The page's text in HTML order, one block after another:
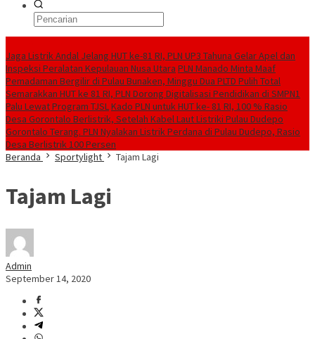
Jaga Listrik Andal Jelang HUT ke-81 RI, PLN UP3 Tahuna Gelar Apel dan
Inspeksi Peralatan Kepulauan Nusa Utara PLN Manado Minta Maaf
Pemadaman Bergilir di Pulau Bunaken, Minggu Dua PLTD Pulih Total
Semarakkan HUT ke 81 RI, PLN Dorong Digitalisasi Pendidikan di SMPN1
Palu Lewat Program TJSLKado PLN untuk HUT ke- 81 RI, 100 % Rasio
Desa Gorontalo Berlistrik, Setelah Kabel Laut Listriki Pulau Dudepo
Gorontalo Terang. PLN Nyalakan Listrik Perdana di Pulau Dudepo, Rasio
Desa Berlistrik 100 Persen
Beranda
Sportylight Tajam Lagi
Tajam Lagi
Admin
September 14, 2020